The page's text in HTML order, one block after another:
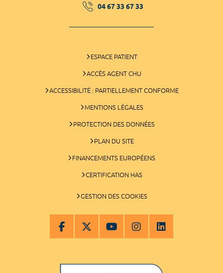
04 67 33 67 33
ESPACE PATIENT
ACCÈS AGENT CHU
ACCESSIBILITÉ : PARTIELLEMENT CONFORME
MENTIONS LÉGALES
PROTECTION DES DONNÉES
PLAN DU SITE
FINANCEMENTS EUROPÉENS
CERTIFICATION HAS
GESTION DES COOKIES